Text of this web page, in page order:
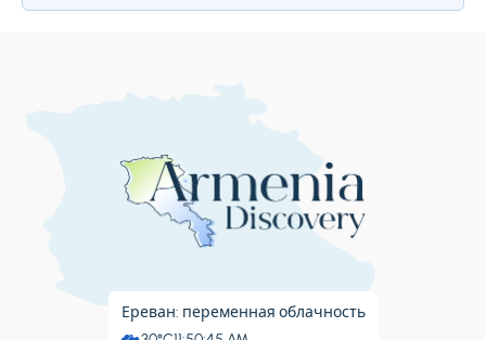
Charents, a viewpoint named after the famous
Armenian poet Yeghishe Charents. From this
vantage point, you’ll be treated to a breathtaking
panoramic view of the majestic Mount Ararat,
which holds deep cultural and historical
the shores of Lake Sevan, one of the largest high-
altitude freshwater lakes in the world, often
Ереван: переменная облачность